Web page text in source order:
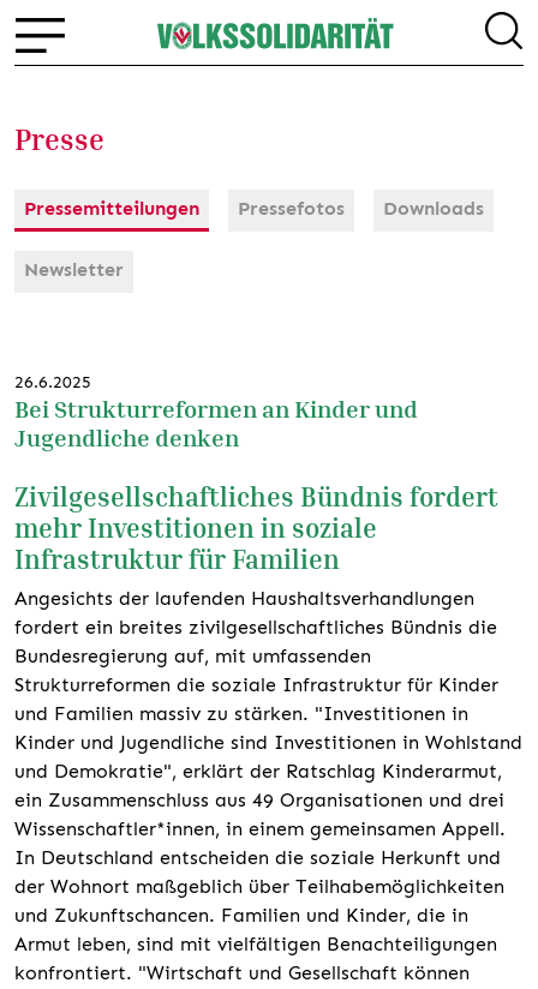
Presse
Pressemitteilungen Pressefotos Downloads
Newsletter
26.6.2025
Bei Strukturreformen an Kinder und
Jugendliche denken
Zivilgesellschaftliches Bündnis fordert
mehr Investitionen in soziale
Infrastruktur für Familien
Angesichts der laufenden Haushaltsverhandlungen
fordert ein breites zivilgesellschaftliches Bündnis die
Bundesregierung auf, mit umfassenden
Strukturreformen die soziale Infrastruktur für Kinder
und Familien massiv zu stärken. "Investitionen in
Kinder und Jugendliche sind Investitionen in Wohlstand
und Demokratie", erklärt der Ratschlag Kinderarmut,
ein Zusammenschluss aus 49 Organisationen und drei
Wissenschaftler*innen, in einem gemeinsamen Appell.
In Deutschland entscheiden die soziale Herkunft und
der Wohnort maßgeblich über Teilhabemöglichkeiten
und Zukunftschancen. Familien und Kinder, die in
Armut leben, sind mit vielfältigen Benachteiligungen
konfrontiert. "Wirtschaft und Gesellschaft können